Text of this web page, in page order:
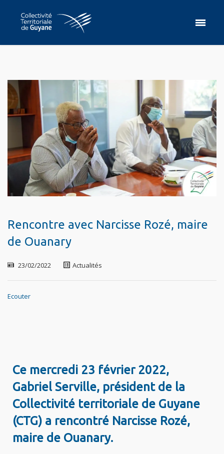
Rencontre avec Narcisse Rozé, maire
de Ouanary
23/02/2022 Actualités
Ecouter
Ce mercredi 23 février 2022,
Gabriel Serville, président de la
Collectivité territoriale de Guyane
(CTG) a rencontré Narcisse Rozé,
maire de Ouanary.